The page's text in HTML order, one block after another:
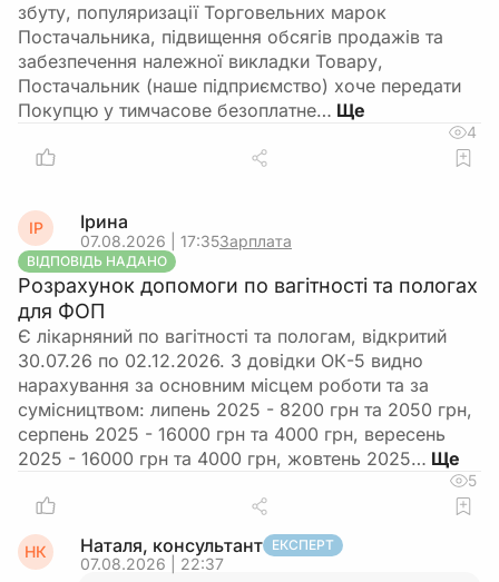
збуту, популяризації Торговельних марок
Постачальника, підвищення обсягів продажів та
забезпечення належної викладки Товару,
Постачальник (наше підприємство) хоче передати
Покупцю у тимчасове безоплатне…
4
ІР Ірина
07.08.2026 | 17:35Зарплата
ВІДПОВІДЬ НАДАНО
Розрахунок допомоги по вагітності та пологах
для ФОП
Є лікарняний по вагітності та пологам, відкритий
30.07.26 по 02.12.2026. З довідки ОК-5 видно
нарахування за основним місцем роботи та за
сумісництвом: липень 2025 - 8200 грн та 2050 грн,
серпень 2025 - 16000 грн та 4000 грн, вересень
2025 - 16000 грн та 4000 грн, жовтень 2025…
5
НК Наталя, консультант ЕКСПЕРТ
07.08.2026 | 22:37